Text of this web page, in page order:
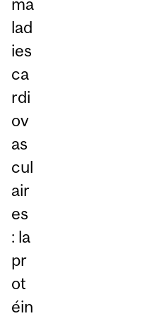
ma
lad
ies
ca
rdi
ov
as
cul
air
es
: la
pr
ot
éin